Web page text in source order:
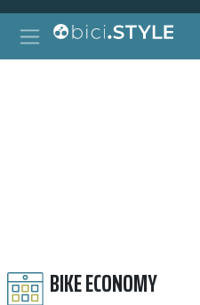
Vai al contenuto
Navigazione principale
Ricerca per:
BIKE ECONOMY